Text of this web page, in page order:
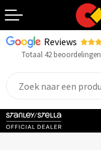
Reviews
Totaal 42 beoordelingen
Terug
Sportkleding